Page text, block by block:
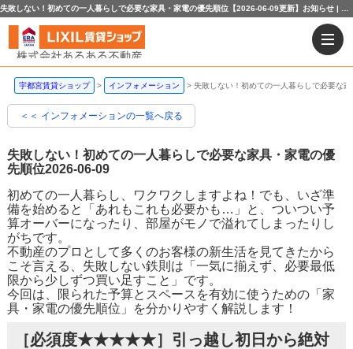
宇都宮賃貸ショップ インフォメーション 失敗しない！初めての一人暮らしで必要な
＜＜ インフォメーションの一覧へ戻る
失敗しない！初めての一人暮らしで必要な家具・家電の優
先順位2026-06-09
初めての一人暮らし、ワクワクしますよね！でも、いざ準
備を始めると「あれもこれも必要かも…」と、ついつい予
算オーバーになったり、部屋がモノで溢れてしまったりし
がちです。
不動産のプロとして多くのお客様の新生活を見てきたから
こそ言える、失敗しない鉄則は「一気に揃えず、必要最低
限から少しずつ買い足すこと」です。
今回は、限られた予算とスペースを有効に使うための「家
具・家電の優先順位」を分かりやすく解説します！
［必須度★★★★★］引っ越し初日から絶対